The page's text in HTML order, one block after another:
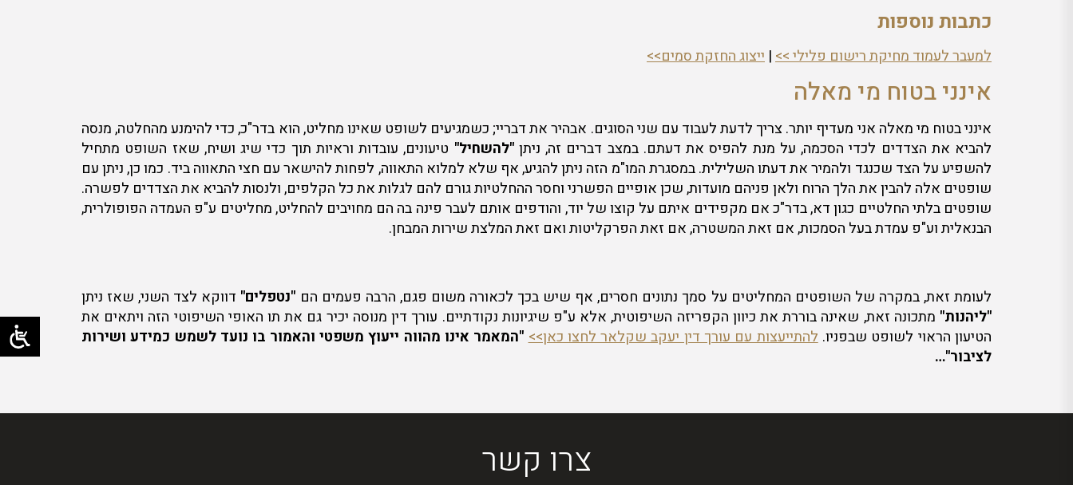
כתבות נוספות
למעבר לעמוד מחיקת רישום פלילי >>| ייצוג החזקת סמים>>
אינני בטוח מי מאלה
אינני בטוח מי מאלה אני מעדיף יותר. צריך לדעת לעבוד עם שני הסוגים. אבהיר את דבריי; כשמגיעים לשופט שאינו מחליט, הוא בדר"כ, כדי להימנע מהחלטה, מנסה
להביא את הצדדים לכדי הסכמה, על מנת להפיס את דעתם. במצב דברים זה, ניתן"להשחיל" טיעונים, עובדות וראיות תוך כדי שיג ושיח, שאז השופט מתחיל
להשפיע על הצד שכנגד ולהמיר את דעתו השלילית. במסגרת המו"מ הזה ניתן להגיע, אף שלא למלוא התאווה, לפחות להישאר עם חצי התאווה ביד. כמו כן, ניתן עם
שופטים אלה להבין את הלך הרוח ולאן פניהם מועדות, שכן אופיים הפשרני וחסר ההחלטיות גורם להם לגלות את כל הקלפים, ולנסות להביא את הצדדים לפשרה.
שופטים בלתי החלטיים כגון דא, בדר"כ אם מקפידים איתם על קוצו של יוד, והודפים אותם לעבר פינה בה הם מחויבים להחליט, מחליטים ע"פ העמדה הפופולרית,
הבנאלית וע"פ עמדת בעל הסמכות, אם זאת המשטרה, אם זאת הפרקליטות ואם זאת המלצת שירות המבחן.
לעומת זאת, במקרה של השופטים המחליטים על סמך נתונים חסרים, אף שיש בכך לכאורה משום פגם, הרבה פעמים הם "נטפלים" דווקא לצד השני, שאז ניתן
"ליהנות" מתכונה זאת, שאינה בוררת את כיוון הקפריזה השיפוטית, אלא ע"פ שיגיונות נקודתיים. עורך דין מנוסה יכיר גם את תו האופי השיפוטי הזה ויתאים את
הטיעון הראוי לשופט שבפניו.להתייעצות עם עורך דין יעקב שקלאר לחצו כאן>> "המאמר אינו מהווה ייעוץ משפטי והאמור בו נועד לשמש כמידע ושירות
לציבור"…
צרו קשר